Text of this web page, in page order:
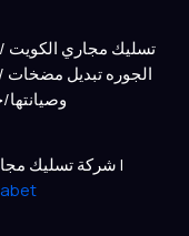
تسليك مجاري الكويت
الجوره تبديل
وصيانتها/خبره 25 عام/